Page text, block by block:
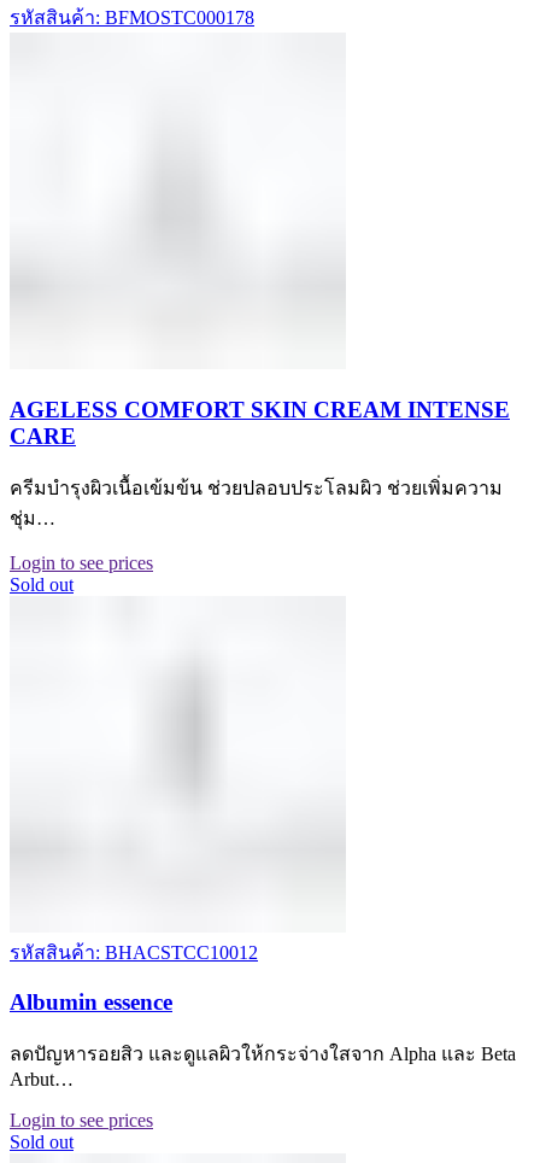
รหัสสินค้า: BFMOSTC000178
AGELESS COMFORT SKIN CREAM INTENSE
CARE
ครีมบำรุงผิวเนื้อเข้มข้น ช่วยปลอบประโลมผิว ช่วยเพิ่มความ
ชุ่ม…
Login to see prices
Sold out
รหัสสินค้า: BHACSTCC10012
Albumin essence
ลดปัญหารอยสิว และดูแลผิวให้กระจ่างใสจาก Alpha และ Beta
Arbut…
Login to see prices
Sold out